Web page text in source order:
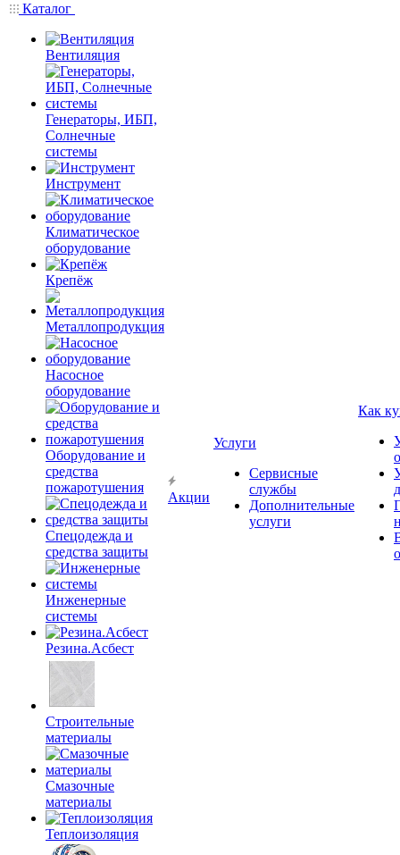
Каталог
Вентиляция
Генераторы, ИБП,
Солнечные
системы
Инструмент
Климатическое
оборудование
Крепёж
Металлопродукция
Насосное
оборудование
Оборудование и
средства
пожаротушения
Спецодежда и
средства защиты
Инженерные
системы
Резина.Асбест
Строительные
материалы
Смазочные
материалы
Теплоизоляция
Акции
Услуги
Сервисные
службы
Дополнительные
услуги
Как